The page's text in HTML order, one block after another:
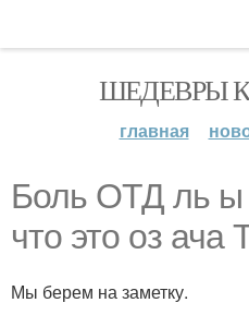
ШЕДЕВРЫ
главная
Боль ОТД ль ы
что это оз ача
Мы берем на заметку.